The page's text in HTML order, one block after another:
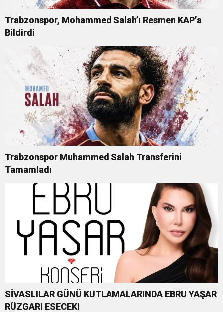
Trabzonspor, Mohammed Salah’ı Resmen KAP’a
Bildirdi
Trabzonspor Muhammed Salah Transferini
Tamamladı
SİVASLILAR GÜNÜ KUTLAMALARINDA EBRU YAŞAR
RÜZGARI ESECEK!